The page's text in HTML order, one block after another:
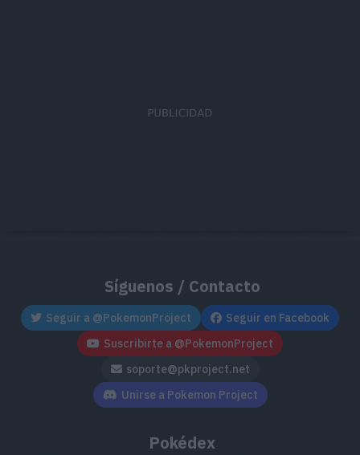
Síguenos / Contacto
Seguir a @PokemonProject
Seguir en Facebook
Suscribirte a @PokemonProject
soporte@pkproject.net
Unirse a Pokemon Project
Pokédex